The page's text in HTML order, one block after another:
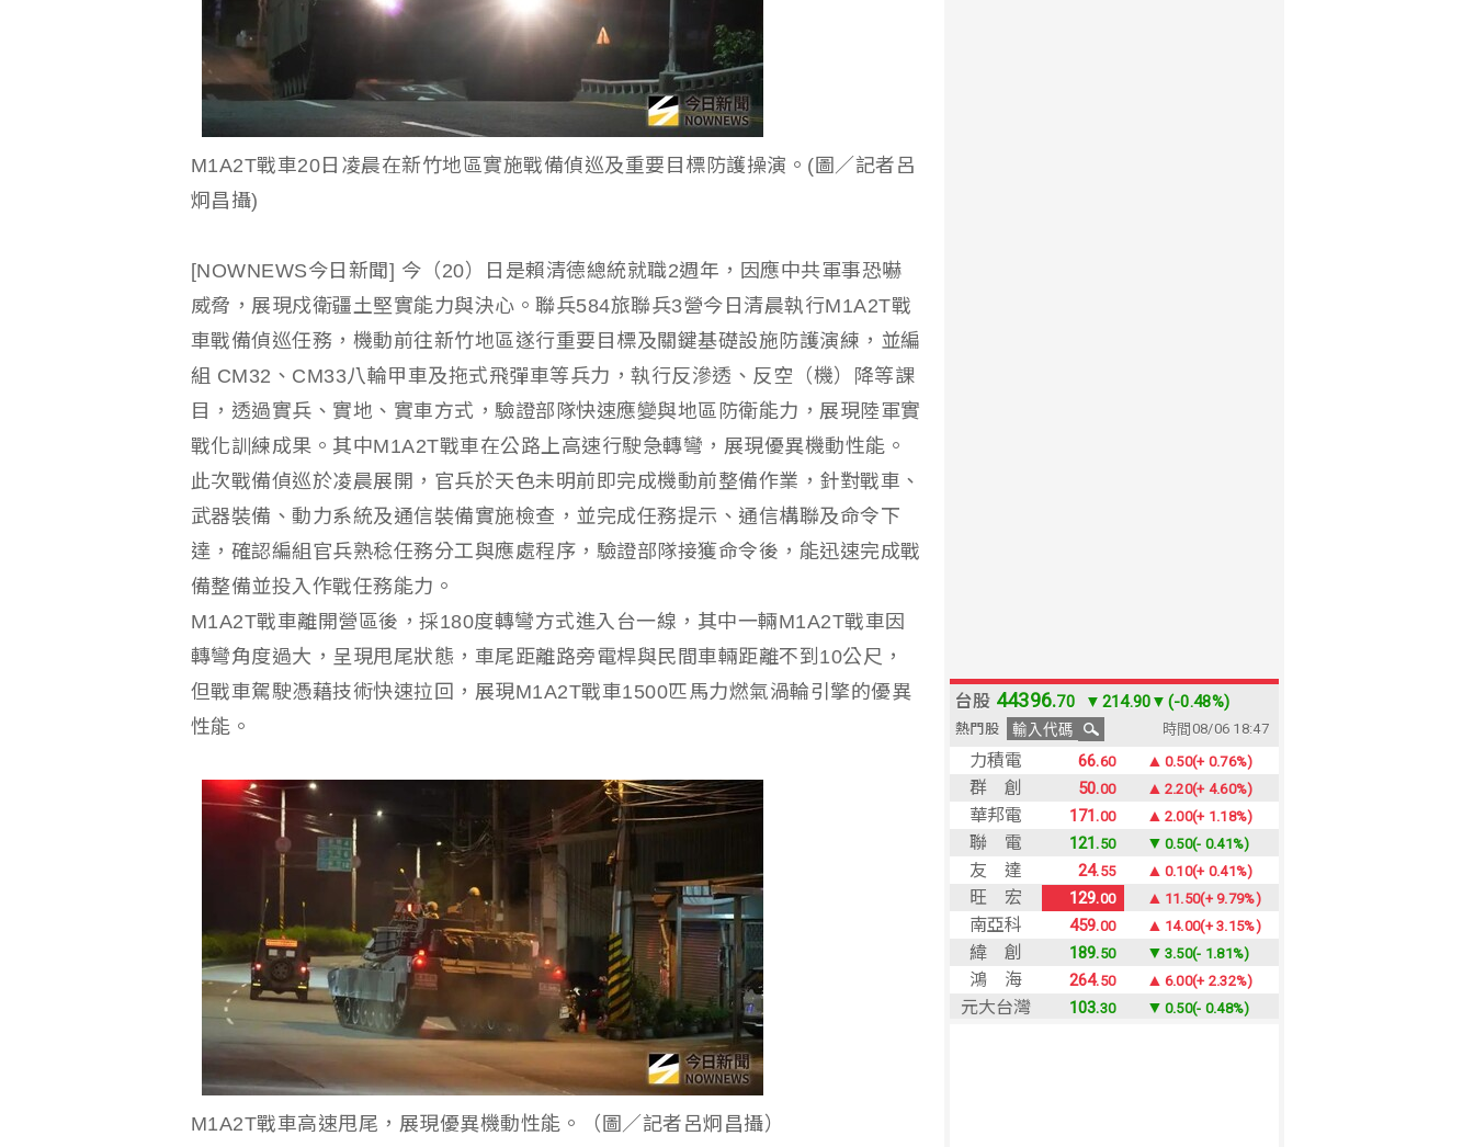
M1A2T戰車20日凌晨在新竹地區實施戰備偵巡及重要目標防護操演。(圖／記者呂
炯昌攝)
[NOWNEWS今日新聞] 今（20）日是賴清德總統就職2週年，因應中共軍事恐嚇
威脅，展現戍衛疆土堅實能力與決心。聯兵584旅聯兵3營今日清晨執行M1A2T戰
車戰備偵巡任務，機動前往新竹地區遂行重要目標及關鍵基礎設施防護演練，並編
組 CM32、CM33八輪甲車及拖式飛彈車等兵力，執行反滲透、反空（機）降等課
目，透過實兵、實地、實車方式，驗證部隊快速應變與地區防衛能力，展現陸軍實
戰化訓練成果。其中M1A2T戰車在公路上高速行駛急轉彎，展現優異機動性能。
此次戰備偵巡於凌晨展開，官兵於天色未明前即完成機動前整備作業，針對戰車、
武器裝備、動力系統及通信裝備實施檢查，並完成任務提示、通信構聯及命令下
達，確認編組官兵熟稔任務分工與應處程序，驗證部隊接獲命令後，能迅速完成戰
備整備並投入作戰任務能力。
M1A2T戰車離開營區後，採180度轉彎方式進入台一線，其中一輛M1A2T戰車因
轉彎角度過大，呈現甩尾狀態，車尾距離路旁電桿與民間車輛距離不到10公尺，
但戰車駕駛憑藉技術快速拉回，展現M1A2T戰車1500匹馬力燃氣渦輪引擎的優異
性能。
M1A2T戰車高速甩尾，展現優異機動性能。（圖／記者呂炯昌攝）